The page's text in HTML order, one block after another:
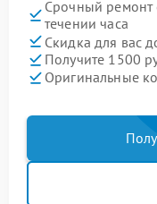
Срочный ремонт
течении часа
Скидка для вас
Получите 1500
Оригинальные